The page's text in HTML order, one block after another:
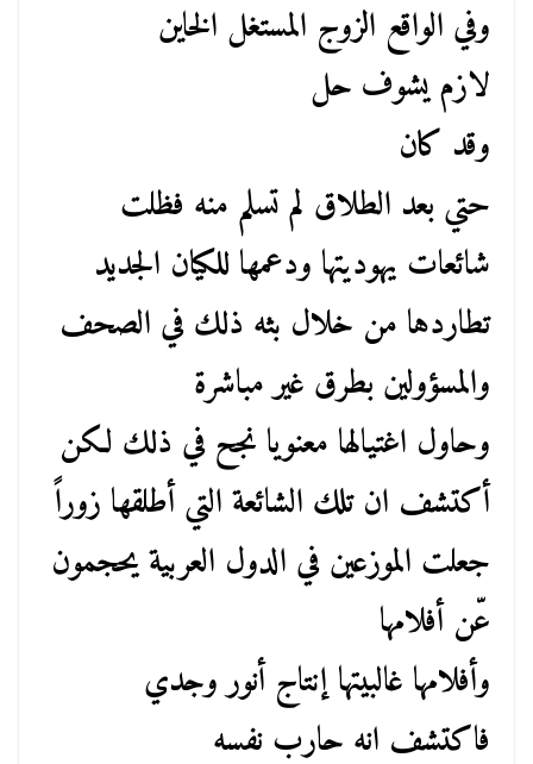
وفي الواقع الزوج المستغل الخاين
لازم يشوف حل
وقد كان
حتي بعد الطلاق لم تسلم منه فظلت
شائعات يهوديتها ودعمها للكيان الجديد
تطاردها من خلال بثه ذلك في الصحف
والمسؤولين بطرق غير مباشرة
وحاول اغتيالها معنويا نجح في ذلك لكن
أكتشف ان تلك الشائعة التي أطلقها زوراً
جعلت الموزعين في الدول العربية يحجمون
عّن أفلامها
وأفلامها غالبيتها إنتاج أنور وجدي
فاكتشف انه حارب نفسه